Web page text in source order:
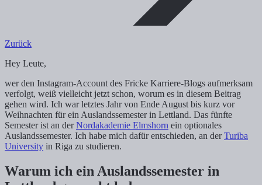
Zurück
Hey Leute,
wer den Instagram-Account des Fricke Karriere-Blogs aufmerksam
verfolgt, weiß vielleicht jetzt schon, worum es in diesem Beitrag
gehen wird. Ich war letztes Jahr von Ende August bis kurz vor
Weihnachten für ein Auslandssemester in Lettland. Das fünfte
Semester ist an derNordakademie Elmshorn ein optionales
Auslandssemester. Ich habe mich dafür entschieden, an derTuriba
University in Riga zu studieren.
Warum ich ein Auslandssemester in